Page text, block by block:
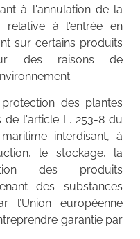
à l'annulation de la
relative à l'entrée en
sur certains produits
des raisons de
des plantes
de l'article L. 253-8 du
interdisant, à
le stockage, la
des produits
des substances
l’Union européenne
garantie par